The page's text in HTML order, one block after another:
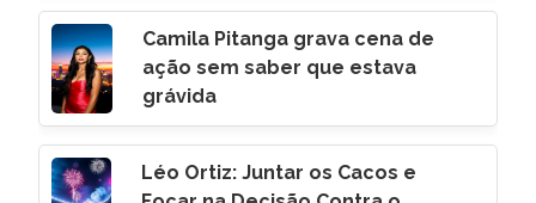
Camila Pitanga grava cena de
ação sem saber que estava
grávida
Léo Ortiz: Juntar os Cacos e